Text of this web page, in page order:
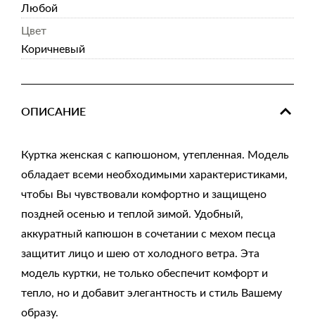
Любой
Цвет
Коричневый
ОПИСАНИЕ
Куртка женская с капюшоном, утепленная. Модель
обладает всеми необходимыми характеристиками,
чтобы Вы чувствовали комфортно и защищено
поздней осенью и теплой зимой. Удобный,
аккуратный капюшон в сочетании с мехом песца
защитит лицо и шею от холодного ветра. Эта
модель куртки, не только обеспечит комфорт и
тепло, но и добавит элегантность и стиль Вашему
образу.